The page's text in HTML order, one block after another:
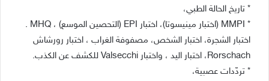
* تاريخ الحالة الطبي،
* MMPI (اختبار مينيسوتا)، اختبار EPI (التحصين الموسع) ، MHQ .
اختبار الشجرة، اختبار الشخص، مصفوفة الغراب ، اختبار رورشاش
Rorschach، اختبار اليد ، واختبار Valsecchi للكشف عن الكذب.
* تردّدات عصبية،